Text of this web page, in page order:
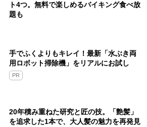
ト4つ。無料で楽しめるバイキング食べ放
題も
手でふくよりもキレイ！最新「水ぶき両
用ロボット掃除機」をリアルにお試し
PR
20年積み重ねた研究と匠の技。「艶髪」
を追求した1本で、大人髪の魅力を再発見